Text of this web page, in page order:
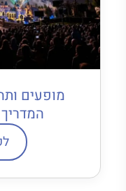
מופעים
המדריך